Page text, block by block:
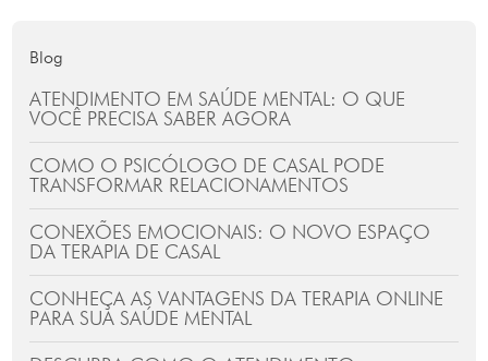
Blog
ATENDIMENTO EM SAÚDE MENTAL: O QUE
VOCÊ PRECISA SABER AGORA
COMO O PSICÓLOGO DE CASAL PODE
TRANSFORMAR RELACIONAMENTOS
CONEXÕES EMOCIONAIS: O NOVO ESPAÇO
DA TERAPIA DE CASAL
CONHEÇA AS VANTAGENS DA TERAPIA ONLINE
PARA SUA SAÚDE MENTAL